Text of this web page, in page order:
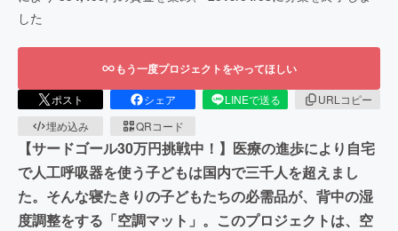
した
もう一度プロジェクトをやってほしい
ポスト シェア LINEで送る
URLコピー
埋め込み
QRコード
【サードゴール30万円挑戦中！】医療の進歩により自宅
で人工呼吸器を使う子どもは国内で三千人を超えまし
た。そんな寝たきりの子どもたちの必需品が、背中の湿
度調整をする「空調マット」。このプロジェクトは、空